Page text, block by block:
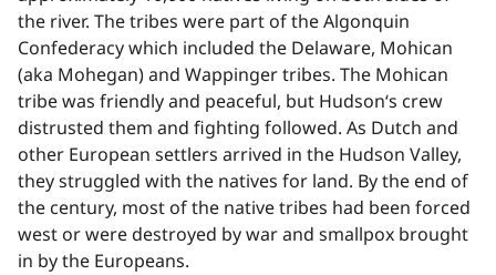
the river. The tribes were part of the Algonquin
Confederacy which included the Delaware, Mohican
(aka Mohegan) and Wappinger tribes. The Mohican
tribe was friendly and peaceful, but Hudson‘s crew
distrusted them and fighting followed. As Dutch and
other European settlers arrived in the Hudson Valley,
they struggled with the natives for land. By the end of
the century, most of the native tribes had been forced
west or were destroyed by war and smallpox brought
in by the Europeans.​​​​‌ ‍ ​‍​‍‌‍ ‌ ​‍‌‍‍‌‌‍‌ ‌‍‍‌‌‍ ‍​‍​‍​ ‍‍​‍​‍‌ ​ ‌‍​‌‌‍ ‍‌‍‍‌‌ ‌​‌ ‍‌​‍ ‍‌‍‍‌‌‍ ​‍​‍​‍ ​​‍​‍‌‍‍​‌ ​‍‌‍‌‌‌‍‌‍​‍​‍​ ‍‍​‍​‍‌‍‍​‌ ‌​‌ ‌​‌ ​​‌ ​ ​ ‍‍​‍ ​‍ ‌‍​ ‌‍ ‌‌ ​ ​‍ ‍‌‍ ‌‌‍​‌‌‍‍‌‌‍ ‍​‍ ‍​ ​‍​ ​​​ ​‍​ ‌​‌ ​‍‌‍‌‌‌‍‌​‌‍‌‌‌ ​ ‌‍‍‌‌‍‌ ‌‍ ‍​‍ ‍‌ ​‍‌‍‍‌‌ ‌‍‌‍‌‌‌ ​‍‌‍‍ ‌‍‌‌‌‍‌‌‌ ​​‌‍‌‌‌ ​‍​‍ ‍‌‍ ‌ ​‍‌‍‌ ​‍ ‌‍‍‌‌‍ ‍‌ ‌​‌‍‌‌‌‍ ‍‌ ‌​​‍ ‌‍‌‌‌‍‌​‌‍‍‌‌ ‌​​‍ ‌‍ ‌‌‍ ‌‍‌​‌‍‌‌​ ‌‌ ​​‌ ​‍‌‍‌‌‌ ​ ‌‍‌‌‌‍ ‍‌ ‌​‌‍​‌‌ ‌​‌‍‍‌‌‍ ‌‍ ‍​ ‍ ‌‍‍‌‌‍‌​​ ‌‌‍‍​‌‍‍‌‌ ​ ‌ ‌​‌‍ ‌ ​‍‌ ‍‌‌​ ‌‍‌‍‌‌‌​‌‍‍​‌‍‌‌‌​‍​‌ ‌‌‌‍‌​‌ ​ ‌‍ ‌‍ ‍‌‌​‍‌‍‍‌‌ ‌‍‌‍‌‌‌ ​‍​ ‍ ‌ ‌​‌ ‍‌‌ ​​‌‍‌‌​ ‌‌‍‍​‌ ‌‌‌‍‌​‌ ​ ‌‍ ‌‍ ‍‌‌ ‌ ​​‌‍​‌‌‍‌ ‌‍‌‌​ ‍ ‌ ​​‌‍​‌‌ ‌​‌‍‍​​ ‌‌‍​ ‌‍ ‌‍ ‍‌ ‌​‌‍‌‌‌‍ ‍‌ ‌​​‍‌‌​ ‌‌‌​​‍‌‌ ‌‍‍ ‌‍‌‌‌ ‍‌​‍‌‌​ ​ ‌​‌​​‍‌‌​ ​ ‌​‌​​‍‌‌​ ​‍​ ​‍​ ‌ ​ ‌‍​ ‌ ‌‍‌‌‌‍​‌‌‍‌​​ ​‌‌‍​‍‌‍​‌​ ‍‌‌‍‌‍​ ‍​​‍‌‌​ ​‍​ ​‍​‍‌‌​ ‌‌‌​‌​​‍ ‍‌‍​ ‌‍‍​‌‍‍‌‌‍ ​‌‍‌​‌ ​‍‌‍‌‌‌‍ ‍​‍‌‌​ ‌‌‌​​‍‌‌ ‌‍‍ ‌‍‌‌‌ ‍‌​‍‌‌​ ​ ‌​‌​​‍‌‌​ ​ ‌​‌​​‍‌‌​ ​‍​ ​‍​ ‍​​ ‌​​ ‍​​ ‌‍‌‍​‍​ ​‌‌‍​ ‌‍‌‌​ ‌​‌‍​‌​ ​‍​ ‌‌​ ​​​‍‌‌​ ​‍​ ​‍​‍‌‌​ ‌‌‌​‌​​‍ ‍‌ ‌​‌‍‌‌‌ ‍​‌ ‌​​ ‌‍​‍‌‍​‌‌ ​ ‌‍‌‌‌‌‌‌‌ ​‍‌‍ ​​ ‌‌‍‍​‌ ‌​‌ ‌​‌ ​​‌ ​ ​‍‌‌​ ​ ‌​​‌​‍‌‌​ ​‍‌​‌‍​‍‌‌​ ​‍‌​‌‍‌‍​ ‌‍ ‌‌ ​ ​‍ ‍‌‍ ‌‌‍​‌‌‍‍‌‌‍ ‍​‍ ‍​ ​‍​ ​​​ ​‍​ ‌​‌ ​‍‌‍‌‌‌‍‌​‌‍‌‌‌ ​ ‌‍‍‌‌‍‌ ‌‍ ‍​‍ ‍‌ ​‍‌‍‍‌‌ ‌‍‌‍‌‌‌ ​‍‌‍‍ ‌‍‌‌‌‍‌‌‌ ​​‌‍‌‌‌ ​‍​‍ ‍‌‍ ‌ ​‍‌‍‌ ​‍‌‍‌‍‍‌‌‍‌​​ ‌‌‍‍​‌‍‍‌‌ ​ ‌ ‌​‌‍ ‌ ​‍‌ ‍‌‌​ ‌‍‌‍‌‌‌​‌‍‍​‌‍‌‌‌​‍​‌ ‌‌‌‍‌​‌ ​ ‌‍ ‌‍ ‍‌‌​‍‌‍‍‌‌ ‌‍‌‍‌‌‌ ​‍​‍‌‍‌ ‌​‌ ‍‌‌ ​​‌‍‌‌​ ‌‌‍‍​‌ ‌‌‌‍‌​‌ ​ ‌‍ ‌‍ ‍‌‌ ‌ ​​‌‍​‌‌‍‌ ‌‍‌‌​‍‌‍‌ ​​‌‍​‌‌ ‌​‌‍‍​​ ‌‌‍​ ‌‍ ‌‍ ‍‌ ‌​‌‍‌‌‌‍ ‍‌ ‌​​‍‌‌​ ‌‌‌​​‍‌‌ ‌‍‍ ‌‍‌‌‌ ‍‌​‍‌‌​ ​ ‌​‌​​‍‌‌​ ​ ‌​‌​​‍‌‌​ ​‍​ ​‍​ ‌ ​ ‌‍​ ‌ ‌‍‌‌‌‍​‌‌‍‌​​ ​‌‌‍​‍‌‍​‌​ ‍‌‌‍‌‍​ ‍​​‍‌‌​ ​‍​ ​‍​‍‌‌​ ‌‌‌​‌​​‍ ‍‌‍​ ‌‍‍​‌‍‍‌‌‍ ​‌‍‌​‌ ​‍‌‍‌‌‌‍ ‍​‍‌‌​ ‌‌‌​​‍‌‌ ‌‍‍ ‌‍‌‌‌ ‍‌​‍‌‌​ ​ ‌​‌​​‍‌‌​ ​ ‌​‌​​‍‌‌​ ​‍​ ​‍​ ‍​​ ‌​​ ‍​​ ‌‍‌‍​‍​ ​‌‌‍​ ‌‍‌‌​ ‌​‌‍​‌​ ​‍​ ‌‌​ ​​​‍‌‌​ ​‍​ ​‍​‍‌‌​ ‌‌‌​‌​​‍ ‍‌ ‌​‌‍‌‌‌ ‍​‌ ‌​​‍‌‍‌ ​​‌‍‌‌‌ ​‍‌ ​ ‌ ​​‌‍‌‌‌‍​ ‌ ‌​‌‍‍‌‌ ‌‍‌‍‌‌​ ‌‌ ​​‌ ‌‌‌‍​‍‌‍ ​‌‍‍‌‌ ​ ‌‍‍​‌‍‌‌‌‍‌​​‍​‍‌ ‌